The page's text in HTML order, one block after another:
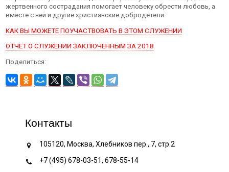
жертвенного сострадания помогает человеку обрести любовь, а
вместе с ней и другие христианские добродетели.
КАК ВЫ МОЖЕТЕ ПОУЧАСТВОВАТЬ В ЭТОМ СЛУЖЕНИИ
ОТЧЕТ О СЛУЖЕНИИ ЗАКЛЮЧЕННЫМ ЗА 2018
Поделиться:
Контакты
105120, Москва, Хлебников пер., 7, стр.2
+7 (495) 678-03-51, 678-55-14